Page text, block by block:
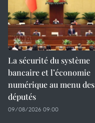
La sécurité du système
bancaire et l’économie
numérique au menu des
députés
09/08/2026 09:00